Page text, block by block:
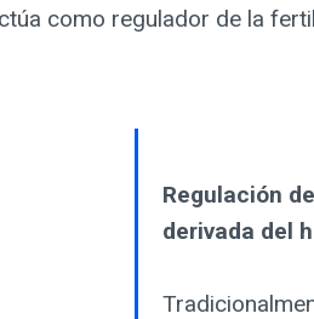
como regulador de la
Regulación
derivada del